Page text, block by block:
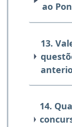
ao
13.
14.